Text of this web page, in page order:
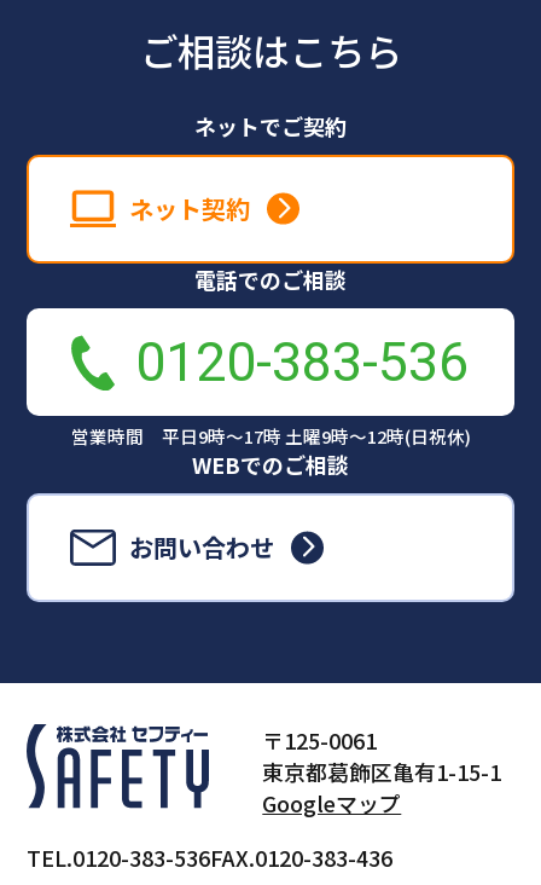
ご相談はこちら
ネットでご契約
ネット契約
電話でのご相談
0120-383-536
営業時間 平日9時～17時 土曜9時～12時(日祝休)
WEBでのご相談
お問い合わせ
〒125-0061
東京都葛飾区亀有1-15-1
Googleマップ
TEL.0120-383-536FAX.0120-383-436